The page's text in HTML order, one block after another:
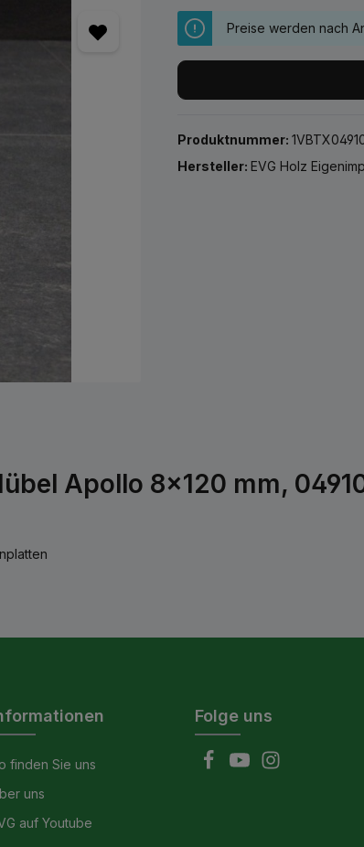
Preise werden nach
Produktnummer:
Hersteller:EVG Holz
Apollo 8x120 mm,
finden Sie uns
uns
auf Youtube
Folge uns